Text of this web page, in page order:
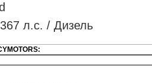
л.с. / Дизель